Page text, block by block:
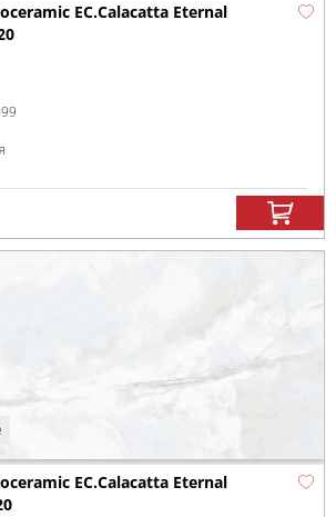
EC.Calacatta Eternal
EC.Calacatta Eternal